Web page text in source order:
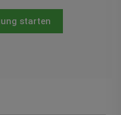
starten